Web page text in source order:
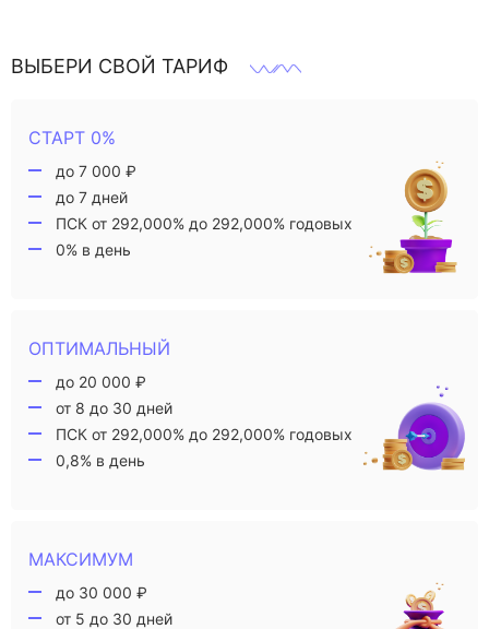
ВЫБЕРИ СВОЙ ТАРИФ
СТАРТ 0%
до 7 000 ₽
до 7 дней
ПСК от 292,000% до 292,000% годовых
0% в день
ОПТИМАЛЬНЫЙ
до 20 000 ₽
от 8 до 30 дней
ПСК от 292,000% до 292,000% годовых
0,8% в день
МАКСИМУМ
до 30 000 ₽
от 5 до 30 дней